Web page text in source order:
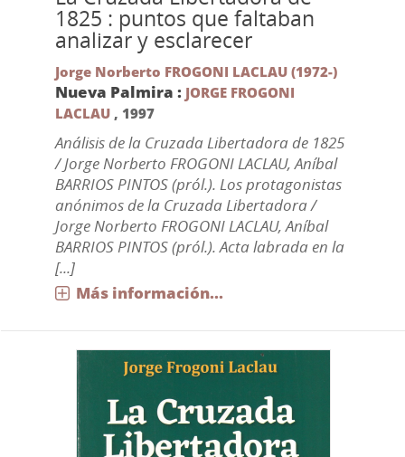
1825 : puntos que faltaban
analizar y esclarecer
Jorge Norberto FROGONI LACLAU (1972-)
Nueva Palmira : JORGE FROGONI
LACLAU, 1997
Análisis de la Cruzada Libertadora de 1825
/ Jorge Norberto FROGONI LACLAU, Aníbal
BARRIOS PINTOS (pról.). Los protagonistas
anónimos de la Cruzada Libertadora /
Jorge Norberto FROGONI LACLAU, Aníbal
BARRIOS PINTOS (pról.). Acta labrada en la
[...]
Más información...